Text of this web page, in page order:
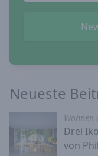
Neueste
Wohnen
Drei
von